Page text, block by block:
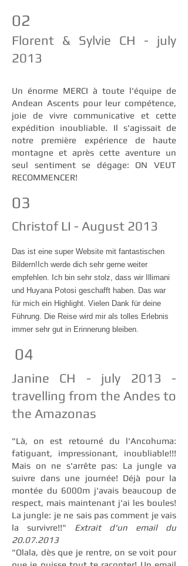
02
Florent & Sylvie CH - july
2013
Un énorme MERCI à toute l'équipe de
Andean Ascents pour leur compétence,
joie de vivre communicative et cette
expédition inoubliable. Il s'agissait de
notre première expérience de haute
montagne et après cette aventure un
seul sentiment se dégage: ON VEUT
RECOMMENCER!
03
Christof LI - August 2013
Das ist eine super Website mit fantastischen
Bildern!Ich werde dich sehr gerne weiter
empfehlen. Ich bin sehr stolz, dass wir Illimani
und Huyana Potosi geschafft haben. Das war
für mich ein Highlight. Vielen Dank für deine
Führung. Die Reise wird mir als tolles Erlebnis
immer sehr gut in Erinnerung bleiben.
04
Janine CH - july 2013 -
travelling from the Andes to
the Amazonas
"Là, on est retourné du l'Ancohuma:
fatiguant, impressionant, inoubliable!!!
Mais on ne s'arrête pas: La jungle va
suivre dans une journée! Déjà pour la
montée du 6000m j'avais beaucoup de
respect, mais maintenant j'ai les boules!
La jungle: je ne sais pas comment je vais
la survivre!!" Extrait d'un email du
20.07.2013
"Olala, dès que je rentre, on se voit pour